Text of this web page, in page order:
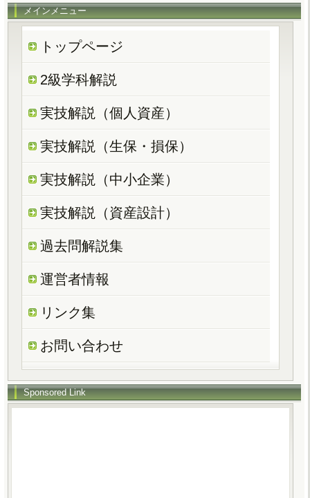
メインメニュー
トップページ
2級学科解説
実技解説（個人資産）
実技解説（生保・損保）
実技解説（中小企業）
実技解説（資産設計）
過去問解説集
運営者情報
リンク集
お問い合わせ
Sponsored Link